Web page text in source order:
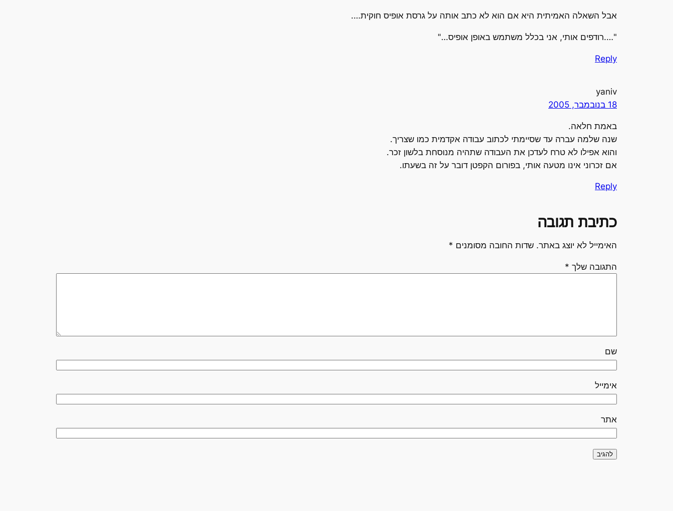
אבל השאלה האמיתית היא אם הוא לא כתב אותה על גרסת אופיס חוקית….
"….רודפים אותי, אני בכלל משתמש באופן אופיס…"
Reply
yaniv
18 בנובמבר, 2005
באמת חלאה.
שנה שלמה עברה עד שסיימתי לכתוב עבודה אקדמית כמו שצריך.
והוא אפילו לא טרח לעדכן את העבודה שתהיה מנוסחת בלשון זכר.
אם זכרוני אינו מטעה אותי, בפורום הקפטן דובר על זה בשעתו.
Reply
כתיבת תגובה
האימייל לא יוצג באתר. שדות החובה מסומנים *
התגובה שלך *
שם
אימייל
אתר